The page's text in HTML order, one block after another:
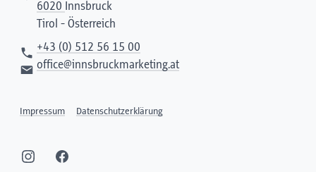
6020 Innsbruck
Tirol - Österreich
+43 (0) 512 56 15 00
office@innsbruckmarketing.at
Impressum Datenschutzerklärung